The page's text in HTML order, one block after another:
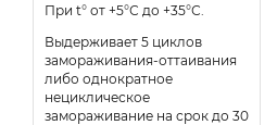
При t° от +5°С до +35°С.
Выдерживает 5 циклов
замораживания-оттаивания
либо однократное
нециклическое
замораживание на срок до 30